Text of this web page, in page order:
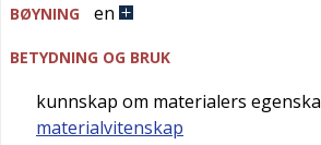
BØYNING en
BETYDNING OG BRUK
kunnskap om materialers
materialvitenskap